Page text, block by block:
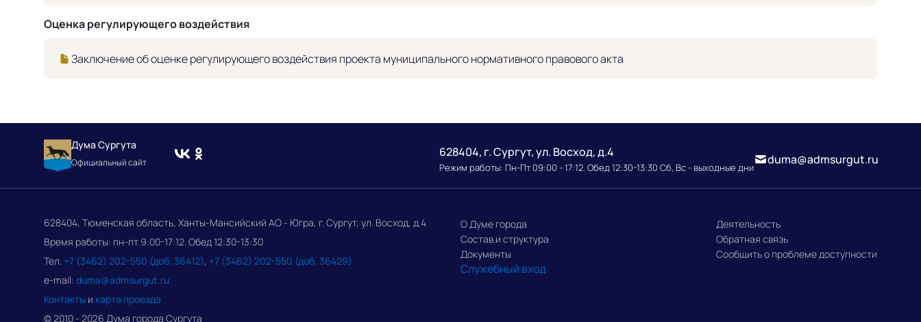
Оценка регулирующего воздействия
Заключение об оценке регулирующего воздействия проекта муниципального нормативного правового акта
Дума Сургута
Официальный сайт
628404, г. Сургут, ул. Восход, д.4
Режим работы: Пн-Пт 09:00 - 17:12. Обед 12:30-13:30 Сб, Вс - выходные дни
duma@admsurgut.ru
628404, Тюменская область, Ханты-Мансийский АО - Югра, г. Сургут, ул. Восход, д.4
Время работы: пн-пт 9:00-17:12. Обед 12:30-13:30
Тел. +7 (3462) 202-550 (доб. 36412), +7 (3462) 202-550 (доб. 36429)
e-mail: duma@admsurgut.ru
Контакты и карта проезда
© 2010 - 2026 Дума города Сургута
О Думе города
Состав и структура
Документы
Деятельность
Обратная связь
Сообщить о проблеме доступности
Служебный вход